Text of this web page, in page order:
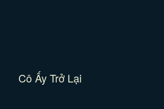
Cô Ấy Trở Lại